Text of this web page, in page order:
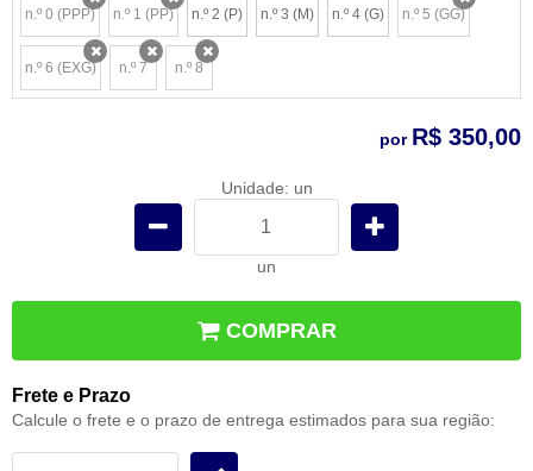
n.º 0 (PPP)
x n.º 1 (PP)
x n.º 2 (P) n.º 3 (M) n.º 4 (G) n.º 5 (GG)
x
n.º 6 (EXG)
x n.º 7
x n.º 8
x
por R$ 350,00
Unidade: un
un
COMPRAR
Frete e Prazo
Calcule o frete e o prazo de entrega estimados para sua região: